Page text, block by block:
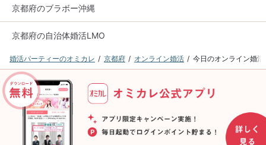
京都府のブラボー沖縄
京都府の自治体婚活LMO
婚活パーティーのオミカレ 京都府 オンライン婚活 今日のオンライン婚活